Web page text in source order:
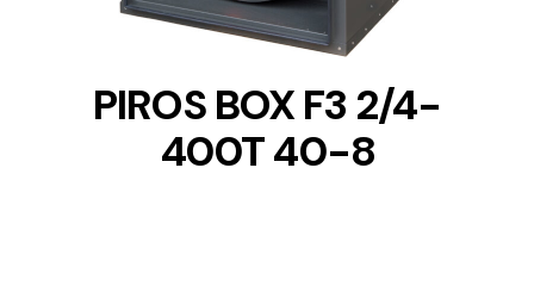
PIROS BOX F3 2/4-
400T 40-8